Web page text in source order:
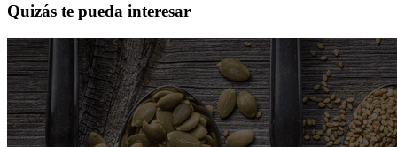
Quizás te pueda interesar